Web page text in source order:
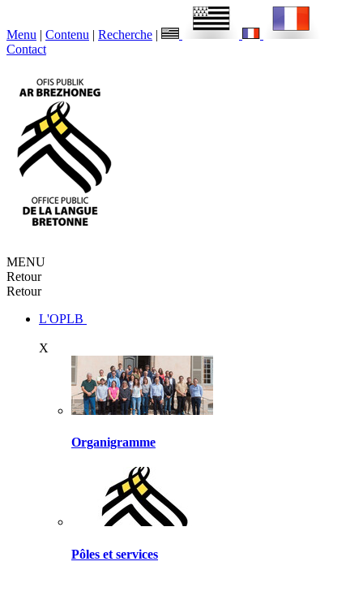
Menu | Contenu | Recherche |
Contact
MENU
Retour
Retour
L'OPLB
X
Organigramme
Pôles et services